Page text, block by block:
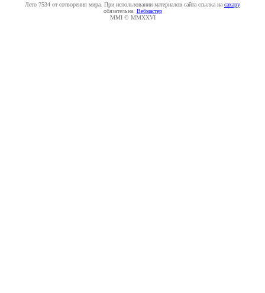
Лето 7534 от сотворения мира. При использовании материалов сайта ссылка на caxapу
обязательна. Вебмастер
MMI © MMXXVI